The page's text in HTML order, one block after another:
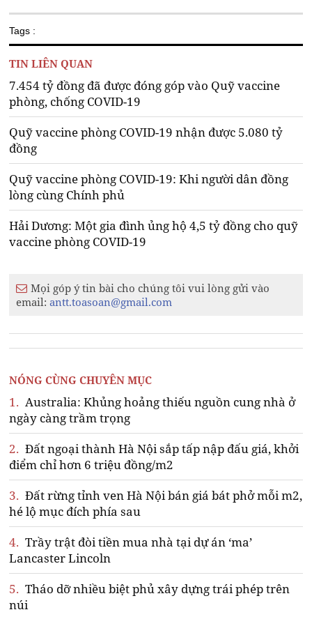
Tags :
TIN LIÊN QUAN
7.454 tỷ đồng đã được đóng góp vào Quỹ vaccine
phòng, chống COVID-19
Quỹ vaccine phòng COVID-19 nhận được 5.080 tỷ
đồng
Quỹ vaccine phòng COVID-19: Khi người dân đồng
lòng cùng Chính phủ
Hải Dương: Một gia đình ủng hộ 4,5 tỷ đồng cho quỹ
vaccine phòng COVID-19
Mọi góp ý tin bài cho chúng tôi vui lòng gửi vào
email:antt.toasoan@gmail.com
NÓNG CÙNG CHUYÊN MỤC
1. Australia: Khủng hoảng thiếu nguồn cung nhà ở
ngày càng trầm trọng
2. Đất ngoại thành Hà Nội sắp tấp nập đấu giá, khởi
điểm chỉ hơn 6 triệu đồng/m2
3. Đất rừng tỉnh ven Hà Nội bán giá bát phở mỗi m2,
hé lộ mục đích phía sau
4. Trầy trật đòi tiền mua nhà tại dự án ‘ma’
Lancaster Lincoln
5. Tháo dỡ nhiều biệt phủ xây dựng trái phép trên
núi